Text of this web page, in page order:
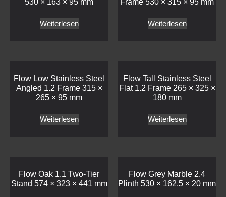
Weiterlesen Weiterlesen
Flow Low Stainless Steel
Angled 1.2 Frame 315 ×
265 × 95 mm
Weiterlesen
Flow Tall Stainless Steel
Flat 1.2 Frame 265 × 325 ×
180 mm
Weiterlesen
Flow Oak 1.1 Two-Tier
Stand 574 × 323 × 441 mm
Flow Grey Marble 2.4
Plinth 530 × 162.5 × 20 mm